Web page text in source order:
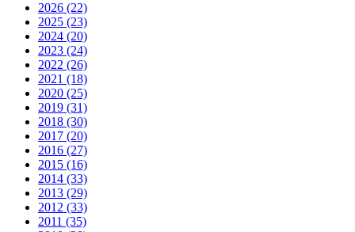
2026 (22)
2025 (23)
2024 (20)
2023 (24)
2022 (26)
2021 (18)
2020 (25)
2019 (31)
2018 (30)
2017 (20)
2016 (27)
2015 (16)
2014 (33)
2013 (29)
2012 (33)
2011 (35)